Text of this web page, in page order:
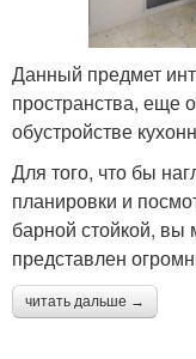
Данный предмет
пространства, еще
обустройстве
Для того, что бы
планировки и
барной стойкой, вы
представлен
читать дальше →